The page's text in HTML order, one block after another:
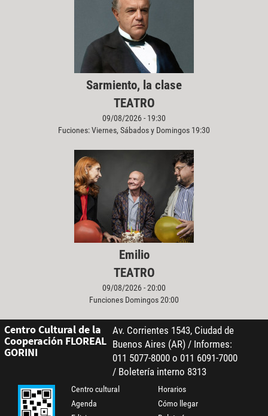
Sarmiento, la clase
TEATRO
09/08/2026 - 19:30
Fuciones: Viernes, Sábados y Domingos 19:30
Emilio
TEATRO
09/08/2026 - 20:00
Funciones Domingos 20:00
Centro Cultural de la
Cooperación FLOREAL
GORINI
Av. Corrientes 1543, Ciudad de
Buenos Aires (AR) / Informes:
011 5077-8000 o 011 6091-7000
/ Boletería interno 8313
Centro cultural
Agenda
Horarios
Cómo llegar